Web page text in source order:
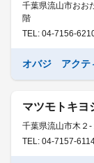
千葉県流山市おお
階
TEL: 04-7156-
オバジ アクテ
マツモトキヨ
千葉県流山市木２-
TEL: 04-7157-